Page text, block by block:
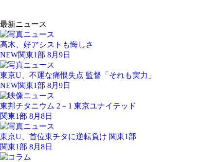
最新ニュース
高木、好アシストも悔しさ
NEW関東1部 8月9日
東京U、不運な痛恨失点 監督「それも実力」
NEW関東1部 8月9日
東邦チタニウム 2－1 東京ユナイテッド
関東1部 8月8日
東京U、首位東チタに逆転負け 関東1部
関東1部 8月8日